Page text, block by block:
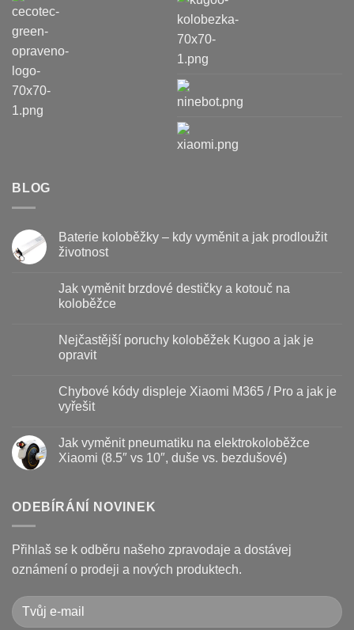
BLOG
Baterie koloběžky – kdy vyměnit a jak prodloužit
životnost
textu
s
koloběžky
kdy
jak
prodloužit
životnost
Jak vyměnit brzdové destičky a kotouč na
koloběžce
u
textu
s
vyměnit
brzdové
destičky
na
koloběžce
Nejčastější poruchy koloběžek Kugoo a jak je
opravit
u
textu
s
poruchy
koloběžek
Kugoo
opravit
Chybové kódy displeje Xiaomi M365 / Pro a jak je
vyřešit
textu
s
displeje
Xiaomi
Pro
a
jak
je
Jak vyměnit pneumatiku na elektrokoloběžce
Xiaomi (8.5″ vs 10″, duše vs. bezdušové)
textu
s
vyměnit
pneumatiku
na
elektrokoloběžce
(8.5″
vs
10″,
duše
ODEBÍRÁNÍ NOVINEK
Přihlaš se k odběru našeho zpravodaje a dostávej
oznámení o prodeji a nových produktech.